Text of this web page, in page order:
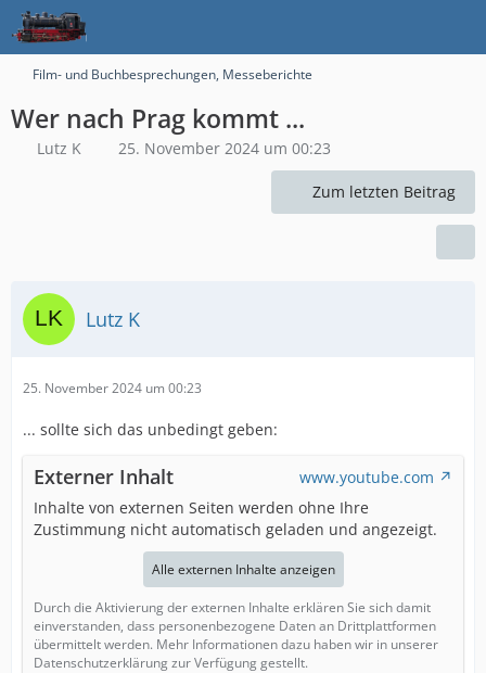
Film- und Buchbesprechungen, Messeberichte
Wer nach Prag kommt ...
Lutz K 25. November 2024 um 00:23
Zum letzten Beitrag
Lutz K
25. November 2024 um 00:23
... sollte sich das unbedingt geben:
Externer Inhalt
www.youtube.com
Inhalte von externen Seiten werden ohne Ihre
Zustimmung nicht automatisch geladen und angezeigt.
Alle externen Inhalte anzeigen
Durch die Aktivierung der externen Inhalte erklären Sie sich damit
einverstanden, dass personenbezogene Daten an Drittplattformen
übermittelt werden. Mehr Informationen dazu haben wir in unserer
Datenschutzerklärung zur Verfügung gestellt.